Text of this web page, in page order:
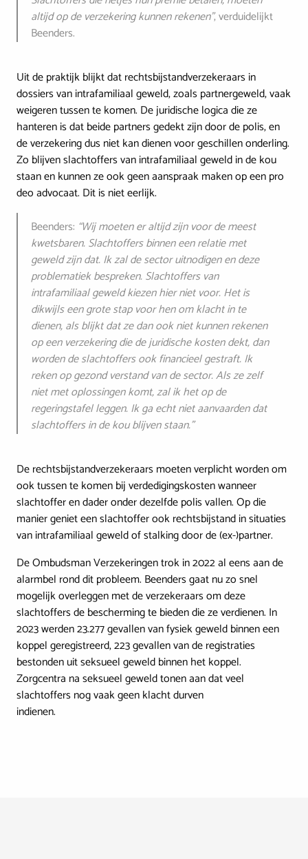
altijd op de verzekering kunnen rekenen", verduidelijkt
Beenders.
Uit de praktijk blijkt dat rechtsbijstandverzekeraars in
dossiers van intrafamiliaal geweld, zoals partnergeweld, vaak
weigeren tussen te komen. De juridische logica die ze
hanteren is dat beide partners gedekt zijn door de polis, en
de verzekering dus niet kan dienen voor geschillen onderling.
Zo blijven slachtoffers van intrafamiliaal geweld in de kou
staan en kunnen ze ook geen aanspraak maken op een pro
deo advocaat. Dit is niet eerlijk.
Beenders: “Wij moeten er altijd zijn voor de meest
kwetsbaren. Slachtoffers binnen een relatie met
geweld zijn dat. Ik zal de sector uitnodigen en deze
problematiek bespreken. Slachtoffers van
intrafamiliaal geweld kiezen hier niet voor. Het is
dikwijls een grote stap voor hen om klacht in te
dienen, als blijkt dat ze dan ook niet kunnen rekenen
op een verzekering die de juridische kosten dekt, dan
worden de slachtoffers ook financieel gestraft. Ik
reken op gezond verstand van de sector. Als ze zelf
niet met oplossingen komt, zal ik het op de
regeringstafel leggen. Ik ga echt niet aanvaarden dat
slachtoffers in de kou blijven staan."
De rechtsbijstandverzekeraars moeten verplicht worden om
ook tussen te komen bij verdedigingskosten wanneer
slachtoffer en dader onder dezelfde polis vallen. Op die
manier geniet een slachtoffer ook rechtsbijstand in situaties
van intrafamiliaal geweld of stalking door de (ex-)partner.
De Ombudsman Verzekeringen trok in 2022 al eens aan de
alarmbel rond dit probleem. Beenders gaat nu zo snel
mogelijk overleggen met de verzekeraars om deze
slachtoffers de bescherming te bieden die ze verdienen. In
2023 werden 23.277 gevallen van fysiek geweld binnen een
koppel geregistreerd, 223 gevallen van de registraties
bestonden uit seksueel geweld binnen het koppel.
Zorgcentra na seksueel geweld tonen aan dat veel
slachtoffers nog vaak geen klacht durven
indienen.